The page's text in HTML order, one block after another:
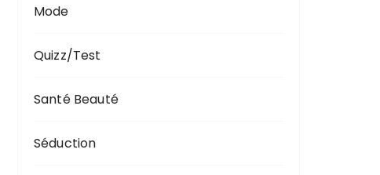
Mode
Quizz/Test
Santé Beauté
Séduction